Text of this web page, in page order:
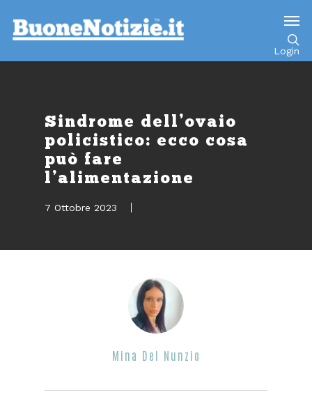
Login
Sindrome dell’ovaio
policistico: ecco cosa
può fare
l’alimentazione
7 Ottobre 2023
Mina Del Nunzio
Go to mobile version